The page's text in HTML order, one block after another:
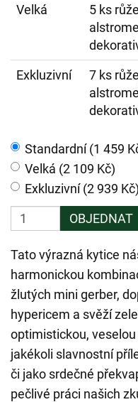
Velká
5 ks
Exkluzivní
7 ks
Standardní (1 459
Velká (2 109 Kč)
Exkluzivní (2 939 Kč)
OBJEDNAT
Tato výrazná kytice
harmonickou
žlutých mini gerber,
hypericem a svěží
optimistickou,
jakékoli slavnostní
či jako srdečné
pečlivé práci našich